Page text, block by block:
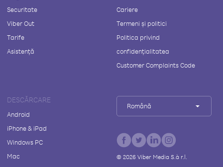
Securitate
Viber Out
Tarife
Asistență
Cariere
Termeni și politici
Politica privind
confidențialitatea
Customer Complaints Code
DESCĂRCARE
Android
iPhone & iPad
Windows PC
Mac
Română
© 2026Viber Media S.à r.l.